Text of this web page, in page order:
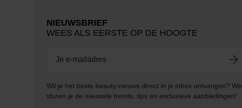
NIEUWSBRIEF
WEES ALS EERSTE OP DE HOOGTE
Wil je het beste beauty-nieuws direct in je inbox ontvangen? We
sturen je de nieuwste trends, tips en exclusieve aanbiedingen!